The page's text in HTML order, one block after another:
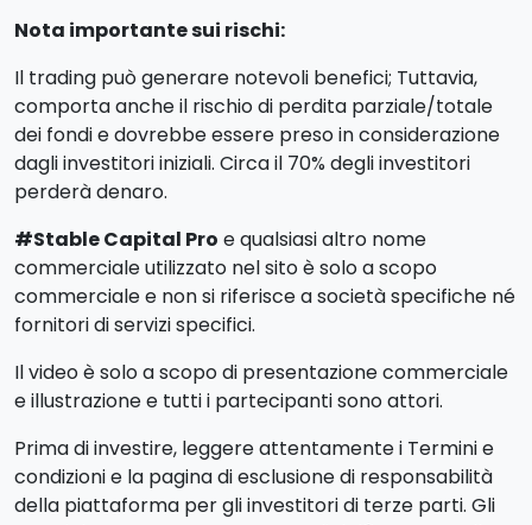
Nota importante sui rischi:
Il trading può generare notevoli benefici; Tuttavia,
comporta anche il rischio di perdita parziale/totale
dei fondi e dovrebbe essere preso in considerazione
dagli investitori iniziali. Circa il 70% degli investitori
perderà denaro.
#Stable Capital Pro e qualsiasi altro nome
commerciale utilizzato nel sito è solo a scopo
commerciale e non si riferisce a società specifiche né
fornitori di servizi specifici.
Il video è solo a scopo di presentazione commerciale
e illustrazione e tutti i partecipanti sono attori.
Prima di investire, leggere attentamente i Termini e
condizioni e la pagina di esclusione di responsabilità
della piattaforma per gli investitori di terze parti. Gli